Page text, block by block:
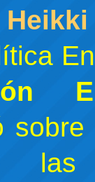
sobre
las